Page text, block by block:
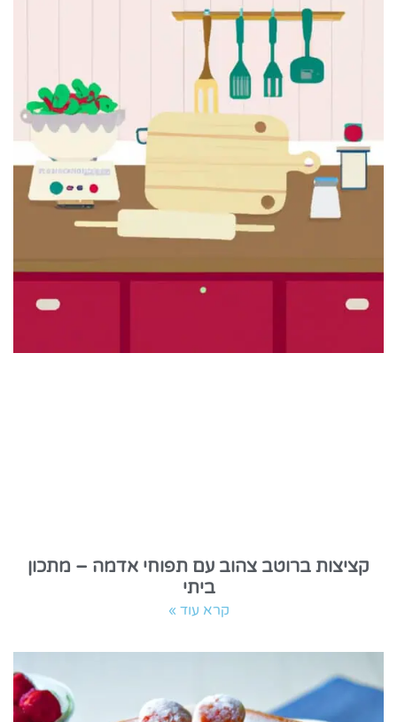
קציצות ברוטב צהוב עם תפוחי אדמה – מתכון
ביתי
קרא עוד »